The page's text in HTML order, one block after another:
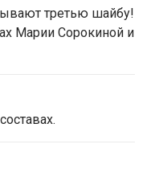
третью шайбу!
Марии Сорокиной и